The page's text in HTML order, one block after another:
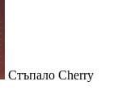
Стъпало Cherry